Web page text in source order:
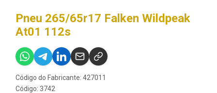
Pneu 265/65r17 Falken Wildpeak
At01 112s
Código do Fabricante: 427011
Código: 3742